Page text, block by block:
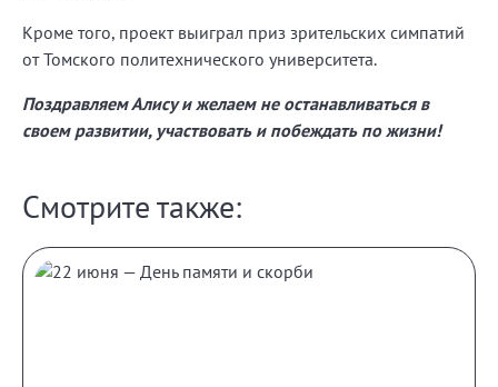
Кроме того, проект выиграл приз зрительских симпатий
от Томского политехнического университета.
Поздравляем Алису и желаем не останавливаться в
своем развитии, участвовать и побеждать по жизни!
Смотрите также: